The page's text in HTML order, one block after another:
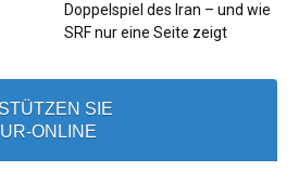
Doppelspiel des Iran – und wie
SRF nur eine Seite zeigt
SIE
ONLINE